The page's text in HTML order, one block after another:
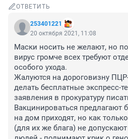
ОТВЕТИТЬ
253401221
20 октября 2021, 11:08
Маски носить не желают, но
вирус громче всех требуют
особого ухода.
Жалуются на дороговизну
делать бесплатные экспресс-
заявления в прокуратуру
Вакцинироваться предлагают
на дом приходят, но как
(для их же блага) не